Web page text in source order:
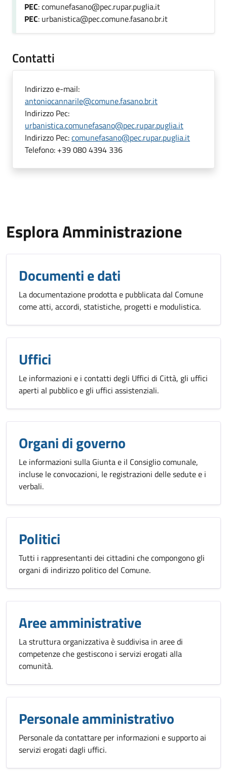
PEC: comunefasano@pec.rupar.puglia.it
PEC: urbanistica@pec.comune.fasano.br.it
Contatti
Indirizzo e-mail:
antoniocannarile@comune.fasano.br.it
Indirizzo Pec:
urbanistica.comunefasano@pec.rupar.puglia.it
Indirizzo Pec:comunefasano@pec.rupar.puglia.it
Telefono: +39 080 4394 336
Esplora Amministrazione
Documenti e dati
La documentazione prodotta e pubblicata dal Comune
come atti, accordi, statistiche, progetti e modulistica.
Uffici
Le informazioni e i contatti degli Uffici di Città, gli uffici
aperti al pubblico e gli uffici assistenziali.
Organi di governo
Le informazioni sulla Giunta e il Consiglio comunale,
incluse le convocazioni, le registrazioni delle sedute e i
verbali.
Politici
Tutti i rappresentanti dei cittadini che compongono gli
organi di indirizzo politico del Comune.
Aree amministrative
La struttura organizzativa è suddivisa in aree di
competenze che gestiscono i servizi erogati alla
comunità.
Personale amministrativo
Personale da contattare per informazioni e supporto ai
servizi erogati dagli uffici.